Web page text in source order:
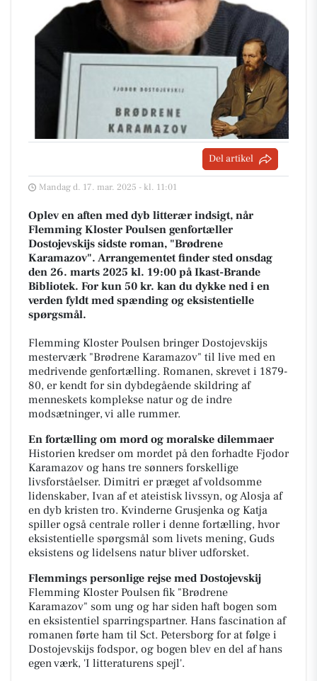
Del artikel
Mandag d. 17. mar. 2025 - kl. 11:01
Oplev en aften med dyb litterær indsigt, når
Flemming Kloster Poulsen genfortæller
Dostojevskijs sidste roman, "Brødrene
Karamazov". Arrangementet finder sted onsdag
den 26. marts 2025 kl. 19:00 på Ikast-Brande
Bibliotek. For kun 50 kr. kan du dykke ned i en
verden fyldt med spænding og eksistentielle
spørgsmål.
Flemming Kloster Poulsen bringer Dostojevskijs
mesterværk "Brødrene Karamazov" til live med en
medrivende genfortælling. Romanen, skrevet i 1879-
80, er kendt for sin dybdegående skildring af
menneskets komplekse natur og de indre
modsætninger, vi alle rummer.
En fortælling om mord og moralske dilemmaer
Historien kredser om mordet på den forhadte Fjodor
Karamazov og hans tre sønners forskellige
livsforståelser. Dimitri er præget af voldsomme
lidenskaber, Ivan af et ateistisk livssyn, og Alosja af
en dyb kristen tro. Kvinderne Grusjenka og Katja
spiller også centrale roller i denne fortælling, hvor
eksistentielle spørgsmål som livets mening, Guds
eksistens og lidelsens natur bliver udforsket.
Flemmings personlige rejse med Dostojevskij
Flemming Kloster Poulsen fik "Brødrene
Karamazov" som ung og har siden haft bogen som
en eksistentiel sparringspartner. Hans fascination af
romanen førte ham til Sct. Petersborg for at følge i
Dostojevskijs fodspor, og bogen blev en del af hans
egen værk, 'I litteraturens spejl'.